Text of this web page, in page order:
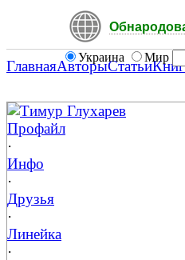
Украина Мир
ГлавнаяАвторыСтатьи
Тимур Глухарев
Профайл
·
Инфо
·
Друзья
·
Линейка
·